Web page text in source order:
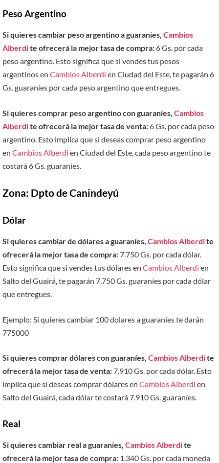
Peso Argentino
Si quieres cambiar peso argentino a guaranies, Cambios
Alberdite ofrecerá la mejor tasa de compra:6 Gs. por cada
peso argentino. Esto significa que si vendes tus pesos
argentinos en Cambios Alberdi en Ciudad del Este, te pagarán 6
Gs. guaraníes por cada peso argentino que entregues.
Si quieres comprar peso argentino con guaraníes, Cambios
Alberdite ofrecerá la mejor tasa de venta:6 Gs. por cada peso
argentino. Esto implica que si deseas comprar peso argentino
en Cambios Alberdi en Ciudad del Este, cada peso argentino te
costará 6 Gs. guaraníes.
Zona: Dpto de Canindeyú
Dólar
Si quieres cambiar de dólares a guaraníes, Cambios Alberdite
ofrecerá la mejor tasa de compra:7.750 Gs. por cada dólar.
Esto significa que si vendes tus dólares en Cambios Alberdi en
Salto del Guairá, te pagarán 7.750 Gs. guaraníes por cada dólar
que entregues.
Ejemplo: Si quieres cambiar 100 dolares a guaranies te darán
775000
Si quieres comprar dólares con guaraníes, Cambios Alberdite
ofrecerá la mejor tasa de venta:7.910 Gs. por cada dólar. Esto
implica que si deseas comprar dólares en Cambios Alberdi en
Salto del Guairá, cada dólar te costará 7.910 Gs. guaraníes.
Real
Si quieres cambiar real a guaranies, Cambios Alberdite
ofrecerá la mejor tasa de compra: 1.340 Gs. por cada moneda